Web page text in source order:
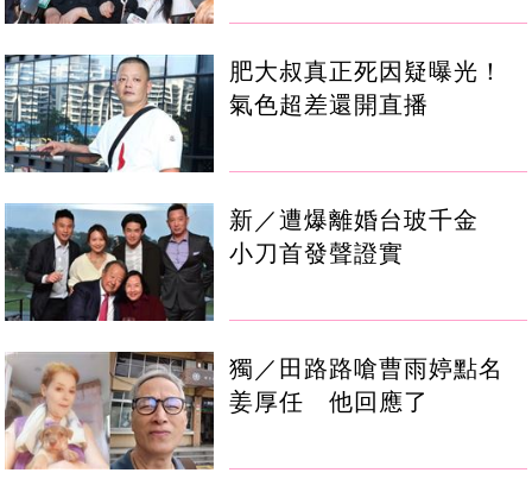
肥大叔真正死因疑曝光！
氣色超差還開直播
新／遭爆離婚台玻千金
小刀首發聲證實
獨／田路路嗆曹雨婷點名
姜厚任 他回應了